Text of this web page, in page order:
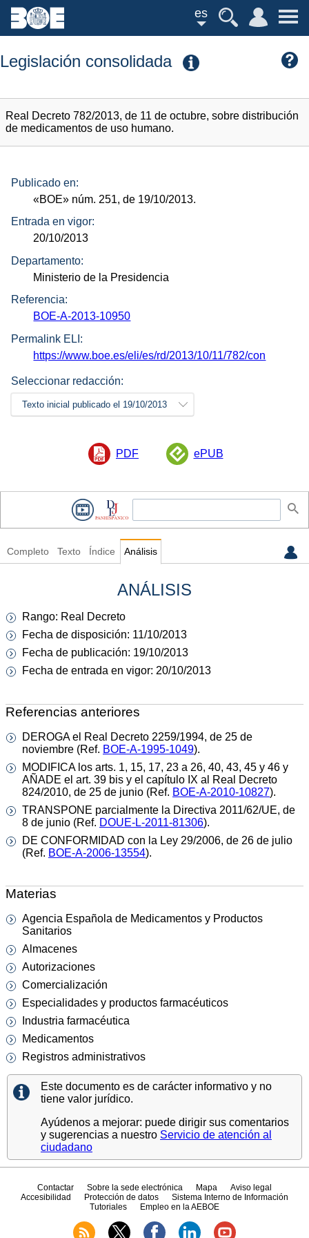
es
Legislación consolidada
Real Decreto 782/2013, de 11 de octubre, sobre distribución
de medicamentos de uso humano.
Publicado en:
«BOE» núm. 251, de 19/10/2013.
Entrada en vigor:
20/10/2013
Departamento:
Ministerio de la Presidencia
Referencia:
BOE-A-2013-10950
Permalink ELI:
https://www.boe.es/eli/es/rd/2013/10/11/782/con
Seleccionar redacción:
Texto inicial publicado el 19/10/2013
PDF ePUB
Completo Texto Índice Análisis
ANÁLISIS
Rango: Real Decreto
Fecha de disposición: 11/10/2013
Fecha de publicación: 19/10/2013
Fecha de entrada en vigor: 20/10/2013
Referencias anteriores
DEROGA el Real Decreto 2259/1994, de 25 de
noviembre (Ref. BOE-A-1995-1049).
MODIFICA los arts. 1, 15, 17, 23 a 26, 40, 43, 45 y 46 y
AÑADE el art. 39 bis y el capítulo IX al Real Decreto
824/2010, de 25 de junio (Ref. BOE-A-2010-10827).
TRANSPONE parcialmente la Directiva 2011/62/UE, de
8 de junio (Ref. DOUE-L-2011-81306).
DE CONFORMIDAD con la Ley 29/2006, de 26 de julio
(Ref. BOE-A-2006-13554).
Materias
Agencia Española de Medicamentos y Productos
Sanitarios
Almacenes
Autorizaciones
Comercialización
Especialidades y productos farmacéuticos
Industria farmacéutica
Medicamentos
Registros administrativos
Este documento es de carácter informativo y no
tiene valor jurídico.
Ayúdenos a mejorar: puede dirigir sus comentarios
y sugerencias a nuestro Servicio de atención al
ciudadano
Contactar Sobre la sede electrónica Mapa
Aviso legal
Accesibilidad
Protección de datos
Sistema Interno de Información
Tutoriales
Empleo en la AEBOE